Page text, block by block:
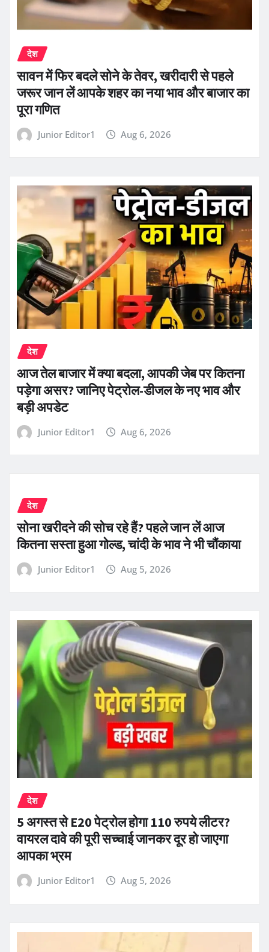
देश
सावन में फिर बदले सोने के तेवर, खरीदारी से पहले
जरूर जान लें आपके शहर का नया भाव और बाजार का
पूरा गणित
Junior Editor1 Aug 6, 2026
देश
आज तेल बाजार में क्या बदला, आपकी जेब पर कितना
पड़ेगा असर? जानिए पेट्रोल-डीजल के नए भाव और
बड़ी अपडेट
Junior Editor1 Aug 6, 2026
देश
सोना खरीदने की सोच रहे हैं? पहले जान लें आज
कितना सस्ता हुआ गोल्ड, चांदी के भाव ने भी चौंकाया
Junior Editor1 Aug 5, 2026
देश
5 अगस्त से E20 पेट्रोल होगा 110 रुपये लीटर?
वायरल दावे की पूरी सच्चाई जानकर दूर हो जाएगा
आपका भ्रम
Junior Editor1 Aug 5, 2026